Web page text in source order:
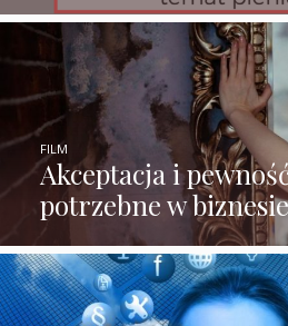
Akceptacja i
potrzebne w
FILM